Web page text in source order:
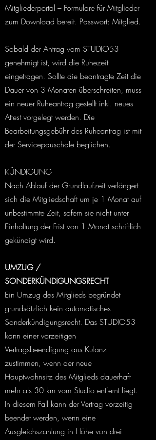
Mitgliederportal – Formulare für Mitglieder
zum Download bereit. Passwort: Mitglied.
Sobald der Antrag vom STUDIO53
genehmigt ist, wird die Ruhezeit
eingetragen. Sollte die beantragte Zeit die
Dauer von 3 Monaten überschreiten, muss
ein neuer Ruheantrag gestellt inkl. neues
Attest vorgelegt werden. Die
Bearbeitungsgebühr des Ruheantrag ist mit
der Servicepauschale beglichen.
KÜNDIGUNG
Nach Ablauf der Grundlaufzeit verlängert
sich die Mitgliedschaft um je 1 Monat auf
unbestimmte Zeit, sofern sie nicht unter
Einhaltung der Frist von 1 Monat schriftlich
gekündigt wird.
UMZUG /
SONDERKÜNDIGUNGSRECHT
Ein Umzug des Mitglieds begründet
grundsätzlich kein automatisches
Sonderkündigungsrecht. Das STUDIO53
kann einer vorzeitigen
Vertragsbeendigung aus Kulanz
zustimmen, wenn der neue
Hauptwohnsitz des Mitglieds dauerhaft
mehr als 30 km vom Studio entfernt liegt.
In diesem Fall kann der Vertrag vorzeitig
beendet werden, wenn eine
Ausgleichszahlung in Höhe von drei